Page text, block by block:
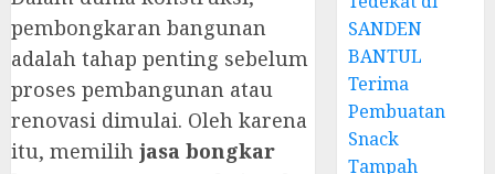
pembongkaran bangunan
adalah tahap penting sebelum
proses pembangunan atau
renovasi dimulai. Oleh karena
itu, memilih jasa bongkar
SANDEN
BANTUL
Terima
Pembuatan
Snack
Tampah